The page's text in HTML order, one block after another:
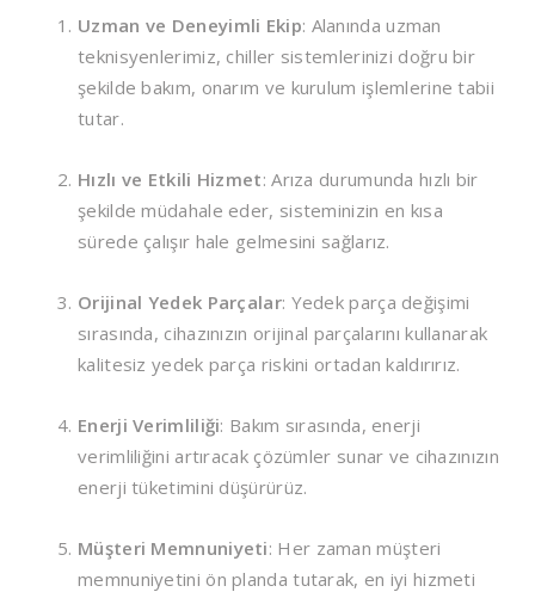
Uzman ve Deneyimli Ekip: Alanında uzman
teknisyenlerimiz, chiller sistemlerinizi doğru bir
şekilde bakım, onarım ve kurulum işlemlerine tabii
tutar.
Hızlı ve Etkili Hizmet: Arıza durumunda hızlı bir
şekilde müdahale eder, sisteminizin en kısa
sürede çalışır hale gelmesini sağlarız.
Orijinal Yedek Parçalar: Yedek parça değişimi
sırasında, cihazınızın orijinal parçalarını kullanarak
kalitesiz yedek parça riskini ortadan kaldırırız.
Enerji Verimliliği: Bakım sırasında, enerji
verimliliğini artıracak çözümler sunar ve cihazınızın
enerji tüketimini düşürürüz.
Müşteri Memnuniyeti: Her zaman müşteri
memnuniyetini ön planda tutarak, en iyi hizmeti